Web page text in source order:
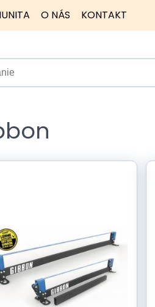
O NÁS KONTAKT